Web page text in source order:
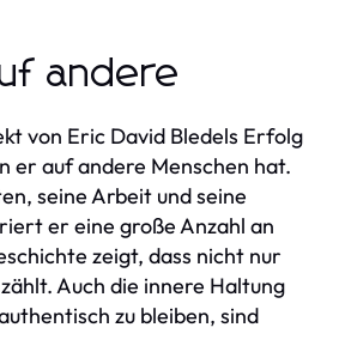
andere
von Eric David Bledels Erfolg
er auf andere Menschen hat.
seine Arbeit und seine
er eine große Anzahl an
zeigt, dass nicht nur
Auch die innere Haltung
zu bleiben, sind